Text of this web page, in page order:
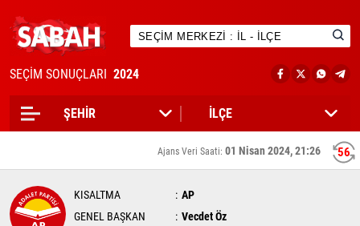
SEÇİM SONUÇLARI 2024
56
Ajans Veri Saati: 01 Nisan 2024, 21:26
KISALTMA
AP
GENEL BAŞKAN
Vecdet Öz